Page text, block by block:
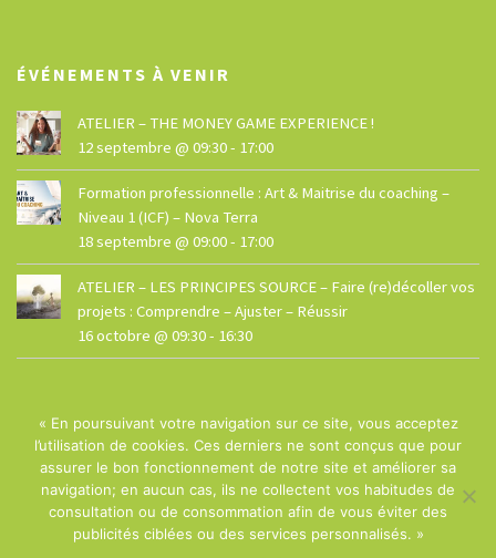
ÉVÉNEMENTS À VENIR
ATELIER – THE MONEY GAME EXPERIENCE !
12 septembre @ 09:30- 17:00
Formation professionnelle : Art & Maitrise du coaching –
Niveau 1 (ICF) – Nova Terra
18 septembre @ 09:00- 17:00
ATELIER – LES PRINCIPES SOURCE – Faire (re)décoller vos
projets : Comprendre – Ajuster – Réussir
16 octobre @ 09:30- 16:30
© La Maison - Site réalisé parDphi
« En poursuivant votre navigation sur ce site, vous acceptez
l’utilisation de cookies. Ces derniers ne sont conçus que pour
assurer le bon fonctionnement de notre site et améliorer sa
navigation; en aucun cas, ils ne collectent vos habitudes de
consultation ou de consommation afin de vous éviter des
publicités ciblées ou des services personnalisés. »